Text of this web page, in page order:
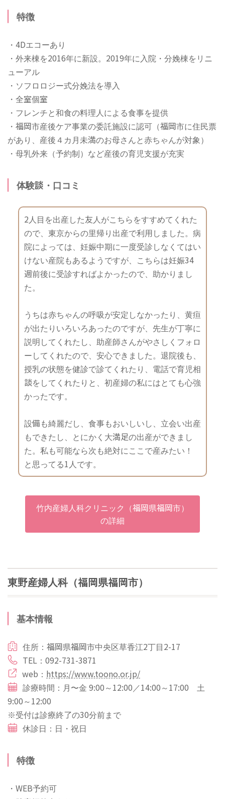
特徴
・4Dエコーあり
・外来棟を2016年に新設。2019年に入院・分娩棟をリニ
ューアル
・ソフロロジー式分娩法を導入
・全室個室
・フレンチと和食の料理人による食事を提供
・福岡市産後ケア事業の委託施設に認可（福岡市に住民票
があり、産後４カ月未満のお母さんと赤ちゃんが対象）
・母乳外来（予約制）など産後の育児支援が充実
体験談・口コミ
2人目を出産した友人がこちらをすすめてくれた
ので、東京からの里帰り出産で利用しました。病
院によっては、妊娠中期に一度受診しなくてはい
けない産院もあるようですが、こちらは妊娠34
週前後に受診すればよかったので、助かりまし
た。
うちは赤ちゃんの呼吸が安定しなかったり、黄疸
が出たりいろいろあったのですが、先生が丁寧に
説明してくれたし、助産師さんがやさしくフォロ
ーしてくれたので、安心できました。退院後も、
授乳の状態を健診で診てくれたり、電話で育児相
談をしてくれたりと、初産婦の私にはとても心強
かったです。
設備も綺麗だし、食事もおいしいし、立会い出産
もできたし、とにかく大満足の出産ができまし
た。私も可能なら次も絶対にここで産みたい！
と思ってる1人です。
竹内産婦人科クリニック（福岡県福岡市）
の詳細
東野産婦人科（福岡県福岡市）
基本情報
住所：福岡県福岡市中央区草香江2丁目2-17
TEL：092-731-3871
web： https://www.toono.or.jp/
診療時間：月〜金 9:00～12:00／14:00～17:00 土
9:00～12:00
※受付は診療終了の30分前まで
休診日：日・祝日
特徴
・WEB予約可